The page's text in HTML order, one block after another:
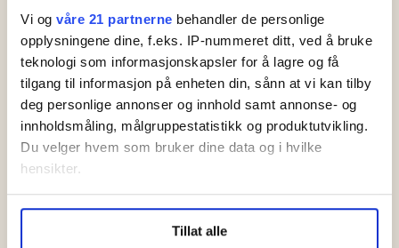
Vi og våre 21 partnerne behandler de personlige
opplysningene dine, f.eks. IP-nummeret ditt, ved å bruke
teknologi som informasjonskapsler for å lagre og få
tilgang til informasjon på enheten din, sånn at vi kan tilby
deg personlige annonser og innhold samt annonse- og
innholdsmåling, målgruppestatistikk og produktutvikling.
Du velger hvem som bruker dine data og i hvilke
hensikter.
Undermer infokan du lese om hvordan dine personlige
data behandles og hvordan du kan velge hvordan de skal
Tillat alle
Debatt
Høyre vil beholde
sykepengene og
redusere
sykefraværet
Nav
Høyre vil at
sykmeldte skal